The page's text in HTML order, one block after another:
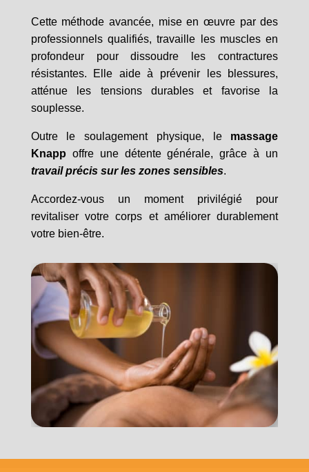
Cette méthode avancée, mise en œuvre par des
professionnels qualifiés, travaille les muscles en
profondeur pour dissoudre les contractures
résistantes. Elle aide à prévenir les blessures,
atténue les tensions durables et favorise la
souplesse.
Outre le soulagement physique, le massage
Knapp offre une détente générale, grâce à un
travail précis sur les zones sensibles.
Accordez-vous un moment privilégié pour
revitaliser votre corps et améliorer durablement
votre bien-être.